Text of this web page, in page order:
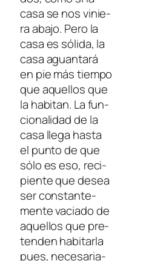
ca­sa se nos vi­nie­
ra aba­jo. Pero la
ca­sa es só­li­da, la
ca­sa aguan­ta­rá
en pie más tiem­po
que aque­llos que
la ha­bi­tan. La fun­
cio­na­li­dad de la
ca­sa lle­ga has­ta
el pun­to de que
só­lo es eso, re­ci­
pien­te que de­sea
ser cons­tan­te­
men­te va­cia­do de
aque­llos que pre­
ten­den ha­bi­tar­la
pues, ne­ce­sa­ria­